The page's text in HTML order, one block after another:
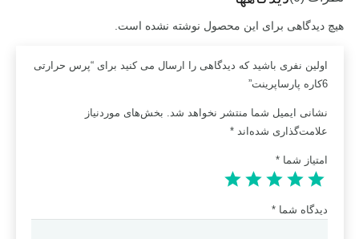
هیچ دیدگاهی برای این محصول نوشته نشده است.
اولین نفری باشید که دیدگاهی را ارسال می کنید برای “پرس حرارتی
6کاره پارساپرینت”
نشانی ایمیل شما منتشر نخواهد شد.
بخش‌های موردنیاز
علامت‌گذاری شده‌اند *
امتیاز شما *
دیدگاه شما *